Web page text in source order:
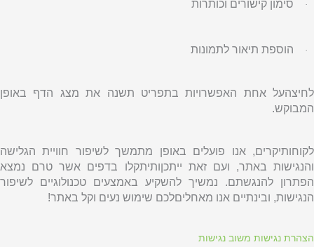
· סימון קישורים וכותרות
· הוספת תיאור לתמונות
לחיצהעל אחת האפשרויות בתפריט תשנה את מצג הדף באופן
המבוקש.
לקוחותיקרים, אנו פועלים באופן מתמשך לשיפור חוויית הגלישה
והנגישות באתר, ועם זאת ייתכןותיתקלו בדפים אשר טרם נמצא
הפתרון להנגשתם. נמשיך להשקיע באמצעים טכנולוגיים לשיפור
הנגישות, ובינתיים אנו מאחליםלכם שימוש נעים וקל באתר!
הצהרת נגישות משוב נגישות